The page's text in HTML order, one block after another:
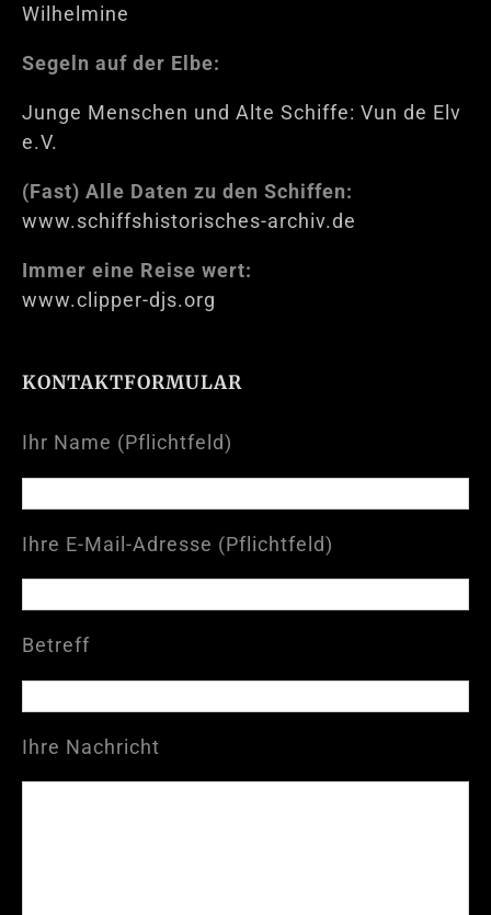
Wilhelmine
Segeln auf der Elbe:
Junge Menschen und Alte Schiffe: Vun de Elv
e.V.
(Fast) Alle Daten zu den Schiffen:
www.schiffshistorisches-archiv.de
Immer eine Reise wert:
www.clipper-djs.org
KONTAKTFORMULAR
Ihr Name (Pflichtfeld)
Ihre E-Mail-Adresse (Pflichtfeld)
Betreff
Ihre Nachricht